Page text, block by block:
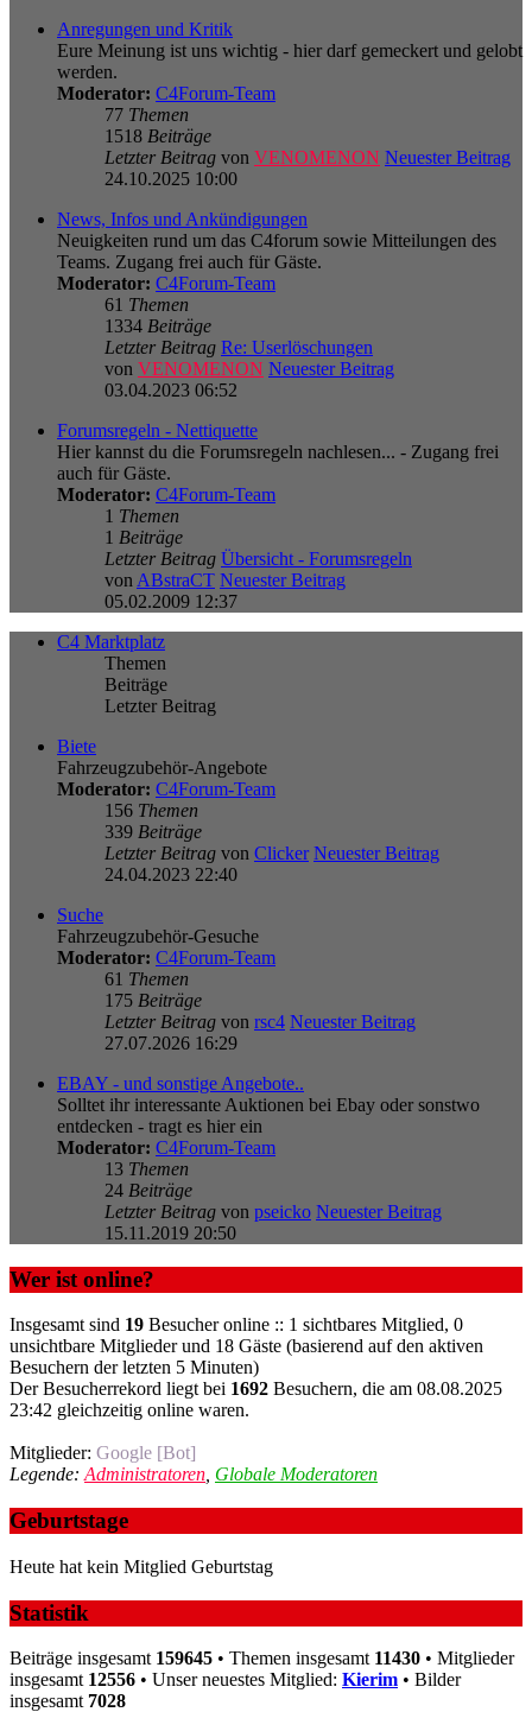
Anregungen und Kritik
Eure Meinung ist uns wichtig - hier darf gemeckert und gelobt
werden.
Moderator: C4Forum-Team
77 Themen
1518 Beiträge
Letzter Beitrag von VENOMENON Neuester Beitrag
24.10.2025 10:00
News, Infos und Ankündigungen
Neuigkeiten rund um das C4forum sowie Mitteilungen des
Teams. Zugang frei auch für Gäste.
Moderator: C4Forum-Team
61 Themen
1334 Beiträge
Letzter Beitrag Re: Userlöschungen
von VENOMENON Neuester Beitrag
03.04.2023 06:52
Forumsregeln - Nettiquette
Hier kannst du die Forumsregeln nachlesen... - Zugang frei
auch für Gäste.
Moderator: C4Forum-Team
1 Themen
1 Beiträge
Letzter Beitrag Übersicht - Forumsregeln
von ABstraCT Neuester Beitrag
05.02.2009 12:37
C4 Marktplatz
Themen
Beiträge
Letzter Beitrag
Biete
Fahrzeugzubehör-Angebote
Moderator: C4Forum-Team
156 Themen
339 Beiträge
Letzter Beitrag von Clicker Neuester Beitrag
24.04.2023 22:40
Suche
Fahrzeugzubehör-Gesuche
Moderator: C4Forum-Team
61 Themen
175 Beiträge
Letzter Beitrag von rsc4 Neuester Beitrag
27.07.2026 16:29
EBAY - und sonstige Angebote..
Solltet ihr interessante Auktionen bei Ebay oder sonstwo
entdecken - tragt es hier ein
Moderator: C4Forum-Team
13 Themen
24 Beiträge
Letzter Beitrag von pseicko Neuester Beitrag
15.11.2019 20:50
Wer ist online?
Insgesamt sind 19 Besucher online :: 1 sichtbares Mitglied, 0
unsichtbare Mitglieder und 18 Gäste (basierend auf den aktiven
Besuchern der letzten 5 Minuten)
Der Besucherrekord liegt bei 1692 Besuchern, die am 08.08.2025
23:42 gleichzeitig online waren.
Mitglieder: Google [Bot]
Legende:Administratoren, Globale Moderatoren
Geburtstage
Heute hat kein Mitglied Geburtstag
Statistik
Beiträge insgesamt 159645 • Themen insgesamt 11430 • Mitglieder
insgesamt 12556 • Unser neuestes Mitglied: Kierim • Bilder
insgesamt 7028